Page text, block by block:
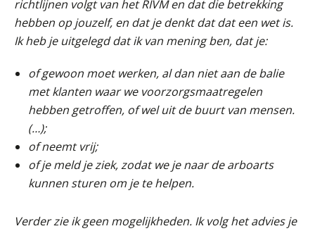
richtlijnen volgt van het RIVM en dat die betrekking
hebben op jouzelf, en dat je denkt dat dat een wet is.
Ik heb je uitgelegd dat ik van mening ben, dat je:
of gewoon moet werken, al dan niet aan de balie
met klanten waar we voorzorgsmaatregelen
hebben getroffen, of wel uit de buurt van mensen.
(…);
of neemt vrij;
of je meld je ziek, zodat we je naar de arboarts
kunnen sturen om je te helpen.
Verder zie ik geen mogelijkheden. Ik volg het advies je